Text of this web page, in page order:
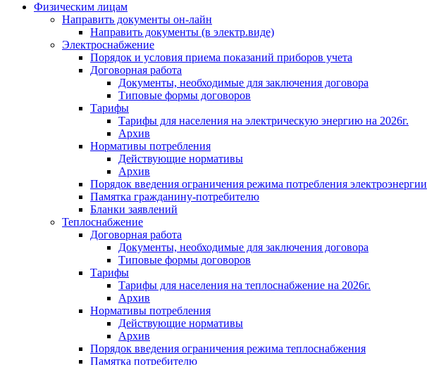
Физическим лицам
Направить документы он-лайн
Направить документы (в электр.виде)
Электроснабжение
Порядок и условия приема показаний приборов учета
Договорная работа
Документы, необходимые для заключения договора
Типовые формы договоров
Тарифы
Тарифы для населения на электрическую энергию на 2026г.
Архив
Нормативы потребления
Действующие нормативы
Архив
Порядок введения ограничения режима потребления электроэнергии
Памятка гражданину-потребителю
Бланки заявлений
Теплоснабжение
Договорная работа
Документы, необходимые для заключения договора
Типовые формы договоров
Тарифы
Тарифы для населения на теплоснабжение на 2026г.
Архив
Нормативы потребления
Действующие нормативы
Архив
Порядок введения ограничения режима теплоснабжения
Памятка потребителю